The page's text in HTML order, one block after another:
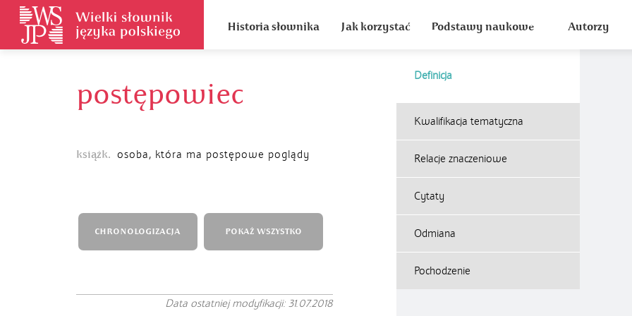
Historia słownika Jak korzystać Podstawy naukowe Autorzy
postępowiec
Definicja
książk. osoba, która ma postępowe poglądy
Kwalifikacja tematyczna
Relacje znaczeniowe
Cytaty
Odmiana
Pochodzenie
CHRONOLOGIZACJA POKAŻ WSZYSTKO
Data ostatniej modyfikacji: 31.07.2018